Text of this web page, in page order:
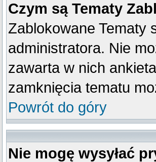
Czym są Tematy
Zablokowane Tematy
administratora. Nie
zawarta w nich
zamknięcia tematu
Powrót do góry
Nie mogę wysyłać